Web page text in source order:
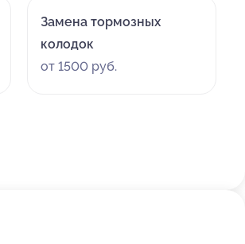
Замена тормозных
колодок
от 1500 руб.